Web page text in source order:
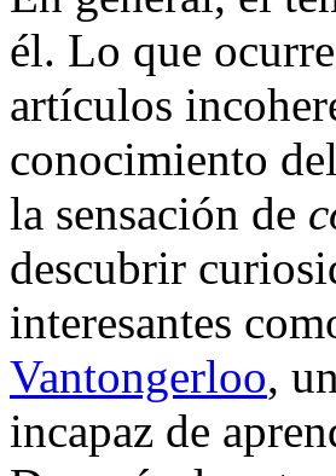
él. Lo que
artículos
conocimiento
la sensación de
descubrir
interesantes
Vantongerloo,
incapaz de